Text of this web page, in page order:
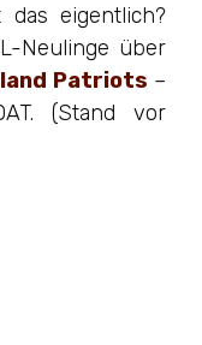
eigentlich?
Neulinge über
Patriots –
(Stand vor